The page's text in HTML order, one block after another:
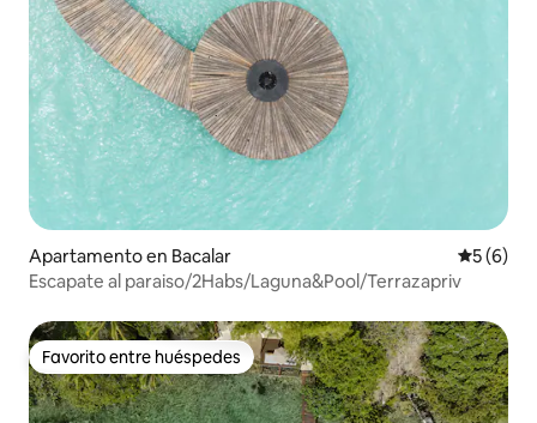
Apartamento en Bacalar
5 (6)
Escapate al paraiso/2Habs/Laguna&Pool/Terrazapriv
Favorito entre huéspedes
Favorito entre huéspedes